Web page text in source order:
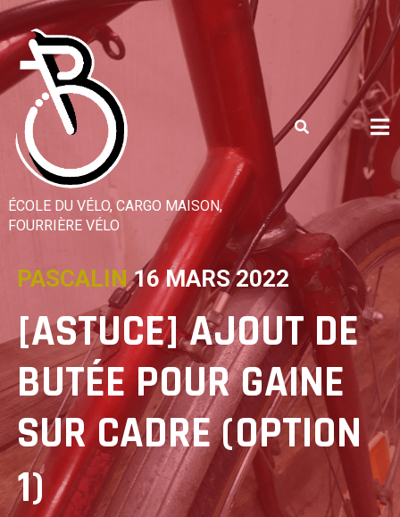
Skip
content
ÉCOLE DU VÉLO, CARGO MAISON,
FOURRIÈRE VÉLO
PASCALIN 16 MARS 2022
[ASTUCE] AJOUT DE
BUTÉE POUR GAINE
SUR CADRE (OPTION
1)